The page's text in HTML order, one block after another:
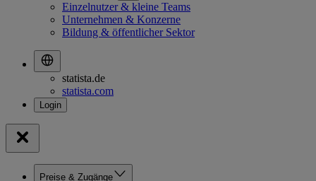
Einzelnutzer & kleine Teams
Unternehmen & Konzerne
Bildung & öffentlicher Sektor
statista.de
statista.com
Preise & Zugänge